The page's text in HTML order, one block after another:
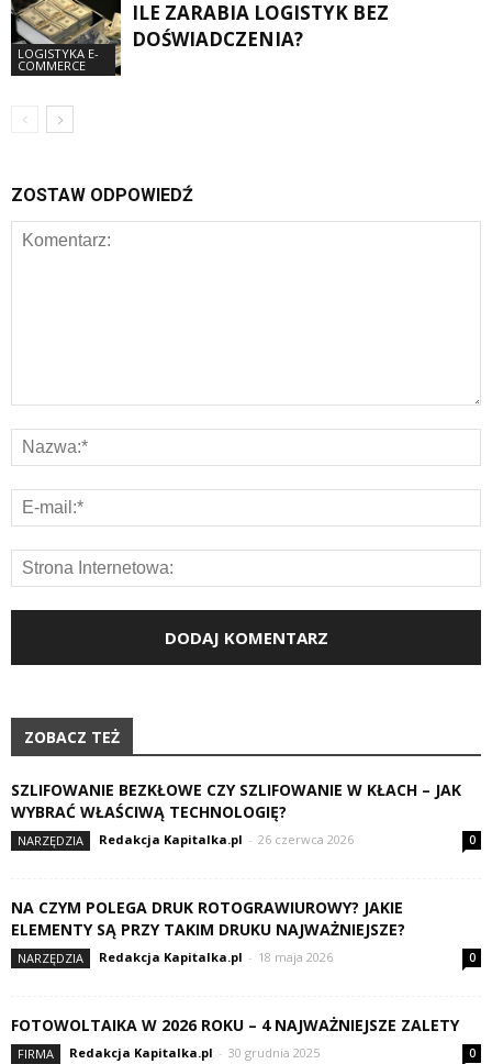
LOGISTYKA E-
COMMERCE
ILE ZARABIA LOGISTYK BEZ
DOŚWIADCZENIA?
ZOSTAW ODPOWIEDŹ
ZOBACZ TEŻ
SZLIFOWANIE BEZKŁOWE CZY SZLIFOWANIE W KŁACH – JAK
WYBRAĆ WŁAŚCIWĄ TECHNOLOGIĘ?
NARZĘDZIA Redakcja Kapitalka.pl - 26 czerwca 2026 0
NA CZYM POLEGA DRUK ROTOGRAWIUROWY? JAKIE
ELEMENTY SĄ PRZY TAKIM DRUKU NAJWAŻNIEJSZE?
NARZĘDZIA Redakcja Kapitalka.pl - 18 maja 2026 0
FOTOWOLTAIKA W 2026 ROKU – 4 NAJWAŻNIEJSZE ZALETY
FIRMA Redakcja Kapitalka.pl - 30 grudnia 2025 0